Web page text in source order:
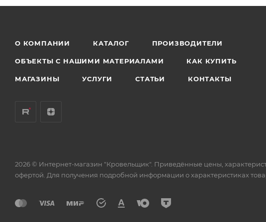
О КОМПАНИИ КАТАЛОГ ПРОИЗВОДИТЕЛИ
ОБЪЕКТЫ С НАШИМИ МАТЕРИАЛАМИ КАК КУПИТЬ
МАГАЗИНЫ УСЛУГИ СТАТЬИ КОНТАКТЫ
2026 © Интернет-магазин "Кровельщик". Приведённые цены,
офертой. Для получения подробной информации о характеристиках